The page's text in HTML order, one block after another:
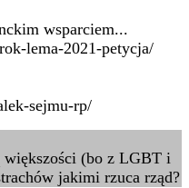
wsparciem...
lema-2021-petycja/
sejmu-rp/
(bo z LGBT i
jakimi rzuca rząd?